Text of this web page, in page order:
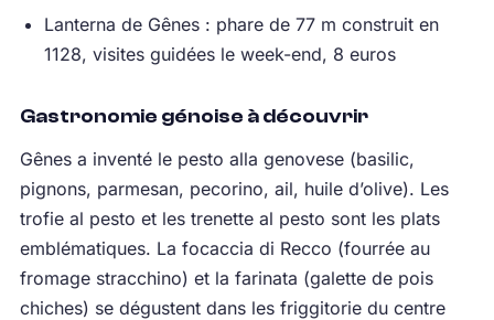
Lanterna de Gênes : phare de 77 m construit en
1128, visites guidées le week-end, 8 euros
Gastronomie génoise à découvrir
Gênes a inventé le pesto alla genovese (basilic,
pignons, parmesan, pecorino, ail, huile d’olive). Les
trofie al pesto et les trenette al pesto sont les plats
emblématiques. La focaccia di Recco (fourrée au
fromage stracchino) et la farinata (galette de pois
chiches) se dégustent dans les friggitorie du centre